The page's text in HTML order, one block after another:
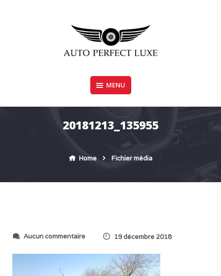
AUTO PERFECT LUXE
MENU
20181213_135955
Home Fichier média
Aucun commentaires
r
0
19 décembre 2018